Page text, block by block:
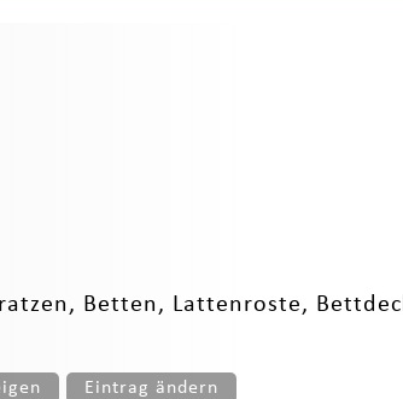
Betten, Lattenroste,
Eintrag ändern